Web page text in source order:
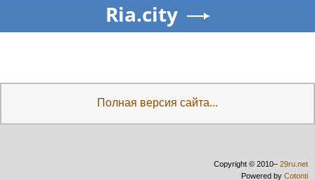
Ria.city
Полная версия сайта...
Copyright © 2010– 29ru.net
Powered by Cotonti